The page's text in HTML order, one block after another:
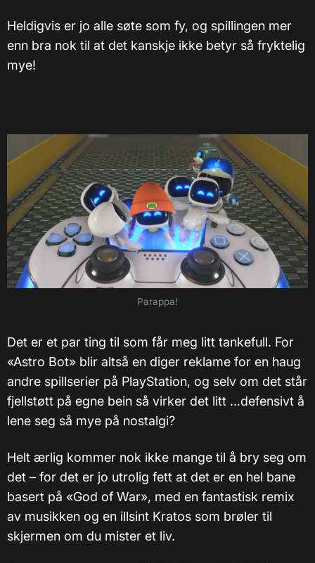
Heldigvis er jo alle søte som fy, og spillingen mer
enn bra nok til at det kanskje ikke betyr så fryktelig
mye!
Parappa!
Det er et par ting til som får meg litt tankefull. For
«Astro Bot» blir altså en diger reklame for en haug
andre spillserier på PlayStation, og selv om det står
fjellstøtt på egne bein så virker det litt …defensivt å
lene seg så mye på nostalgi?
Helt ærlig kommer nok ikke mange til å bry seg om
det – for det er jo utrolig fett at det er en hel bane
basert på «God of War», med en fantastisk remix
av musikken og en illsint Kratos som brøler til
skjermen om du mister et liv.